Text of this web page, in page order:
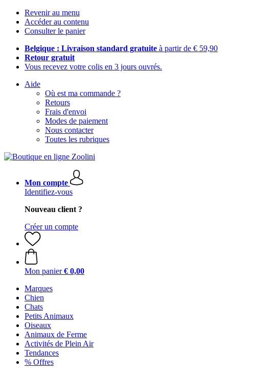
Revenir au menu
Accéder au contenu
Consulter le panier
Belgique : Livraison standard gratuite à partir de € 59,90
Retour gratuit
Vous recevez votre colis en 3 jours ouvrés.
Aide
Où est ma commande ?
Retours
Frais d'envoi
Modes de paiement
Nous contacter
Toutes les rubriques
Mon compte
Identifiez-vous
Nouveau client ?
Créer un compte
Mon panier € 0,00
Marques
Chien
Chats
Petits Animaux
Oiseaux
Animaux de Ferme
Activités de Plein Air
Tendances
% Offres